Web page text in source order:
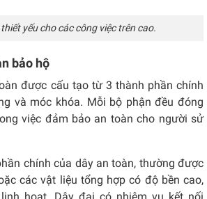
yếu cho các công việc trên cao.
bảo hộ
được cấu tạo từ 3 thành phần chính
và móc khóa. Mỗi bộ phận đều đóng
việc đảm bảo an toàn cho người sử
chính của dây an toàn, thường được
các vật liệu tổng hợp có độ bền cao,